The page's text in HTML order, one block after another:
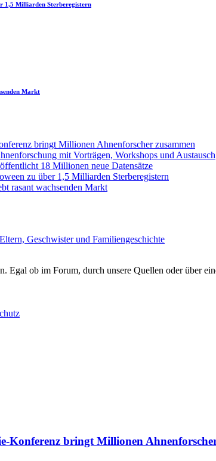
1,5 Milliarden Sterberegistern
Markt
bringt Millionen Ahnenforscher zusammen
mit Vorträgen, Workshops und Austausch
18 Millionen neue Datensätze
zu über 1,5 Milliarden Sterberegistern
rasant wachsenden Markt
Geschwister und Familiengeschichte
Egal ob im Forum, durch unsere Quellen oder über
Konferenz bringt Millionen